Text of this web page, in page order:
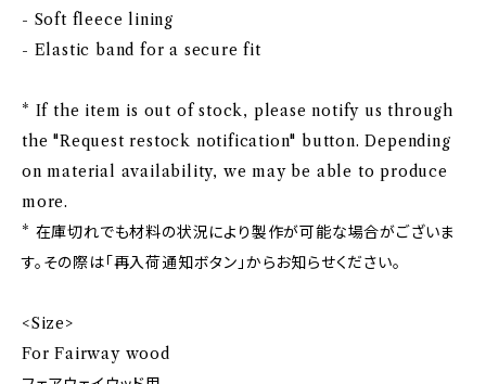
- Soft fleece lining
- Elastic band for a secure fit
* If the item is out of stock, please notify us through
the "Request restock notification" button. Depending
on material availability, we may be able to produce
more.
* 在庫切れでも材料の状況により製作が可能な場合がございま
す。その際は「再入荷通知ボタン」からお知らせください。
<Size>
For Fairway wood